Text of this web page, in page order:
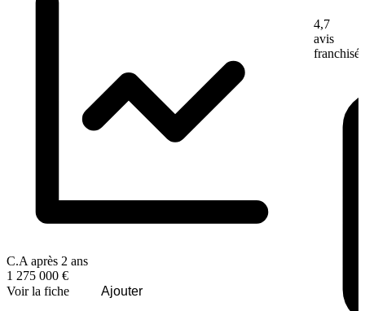
C.A après 2 ans
1 275 000 €
Voir la fiche
Ajouter
4,7
avis
franchisé